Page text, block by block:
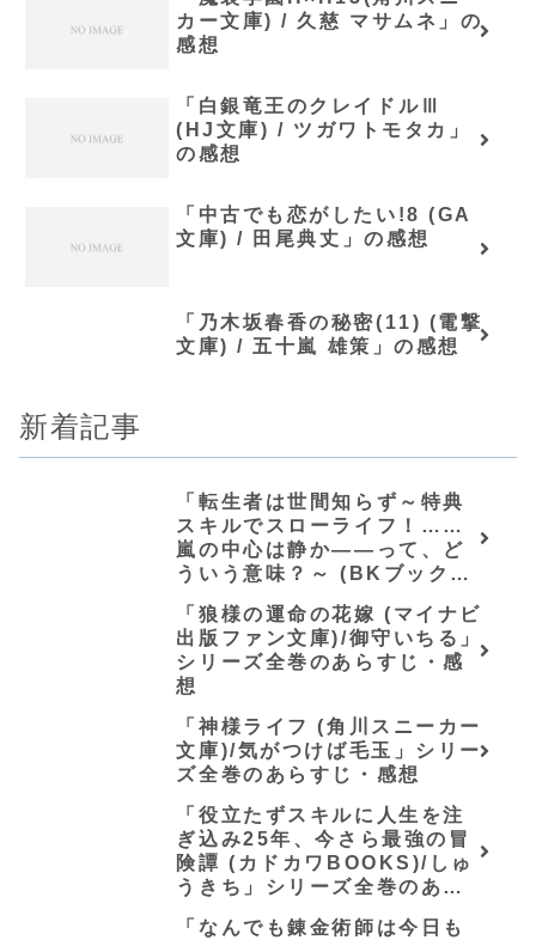
カー文庫) / 久慈 マサムネ」の
感想
「白銀竜王のクレイドルⅢ
(HJ文庫) / ツガワトモタカ」
の感想
「中古でも恋がしたい!8 (GA
文庫) / 田尾典丈」の感想
「乃木坂春香の秘密(11) (電撃
文庫) / 五十嵐 雄策」の感想
新着記事
「転生者は世間知らず～特典
スキルでスローライフ！……
嵐の中心は静か――って、ど
ういう意味？～ (BKブック
らすじ・感想
「狼様の運命の花嫁 (マイナビ
出版ファン文庫)/御守いちる」
シリーズ全巻のあらすじ・感
想
「神様ライフ (角川スニーカー
文庫)/気がつけば毛玉」シリー
ズ全巻のあらすじ・感想
「役立たずスキルに人生を注
ぎ込み25年、今さら最強の冒
険譚 (カドカワBOOKS)/しゅ
うきち」シリーズ全巻のあら
「なんでも錬金術師は今日も